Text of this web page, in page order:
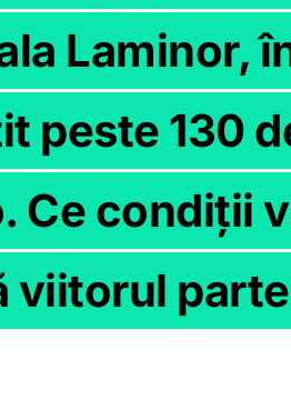
Laminor,
peste 130
Ce condiții
viitorul